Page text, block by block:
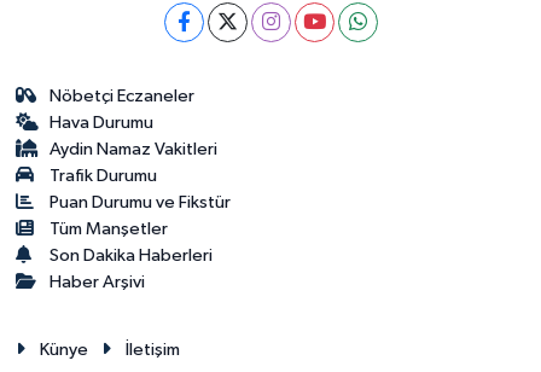
Nöbetçi Eczaneler
Hava Durumu
Aydin Namaz Vakitleri
Trafik Durumu
Puan Durumu ve Fikstür
Tüm Manşetler
Son Dakika Haberleri
Haber Arşivi
Künye İletişim